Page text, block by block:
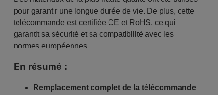
pour garantir une longue durée de vie. De plus, cette
télécommande est certifiée CE et RoHS, ce qui
garantit sa sécurité et sa compatibilité avec les
normes européennes.
En résumé :
Remplacement complet de la télécommande